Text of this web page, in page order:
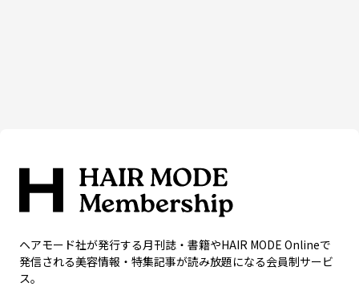
ヘアモード社が発行する月刊誌・書籍やHAIR MODE Onlineで
発信される美容情報・特集記事が読み放題になる会員制サービ
ス。